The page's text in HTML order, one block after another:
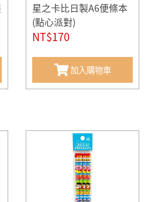
星之卡比日製A6便條本
(點心派對)
NT$170
加入購物車